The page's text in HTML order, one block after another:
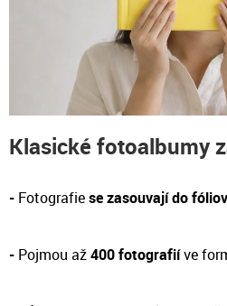
Klasické fotoalbumy
- Fotografiese zasouvají do
- Pojmou až400 fotografiíve